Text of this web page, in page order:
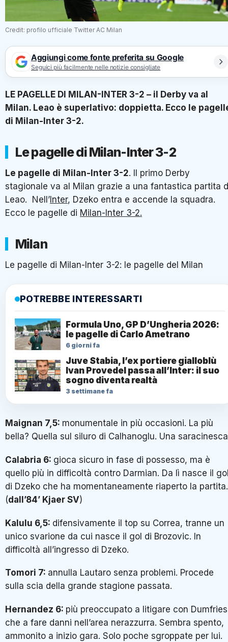
Credit: profilo ufficiale Twitter AC Milan
Aggiungi come fonte preferita su Google
Seguici più facilmente nelle notizie consigliate
LE PAGELLE DI MILAN-INTER 3-2 – il Derby va al
Milan. Leao è superlativo: doppietta. Ecco le
di Milan-Inter 3-2.
Le pagelle di Milan-Inter 3-2
Le pagelle di Milan-Inter 3-2. Il primo Derby
stagionale va al Milan grazie a una fantastica partita
Leao. Nell’ Inter, Dzeko entra e accende la squadra.
Ecco le pagelle di Milan-Inter 3-2.
Milan
Le pagelle di Milan-Inter 3-2: le pagelle del Milan
POTREBBE INTERESSARTI
Formula Uno, GP D’Ungheria 2026:
le pagelle di Carlo Ametrano
6 giorni fa
Juve Stabia, l’ex portiere gialloblù
Ivan Provedel passa all’Inter: il suo
sogno diventa realtà
3 settimane fa
Maignan 7,5: monumentale in più occasioni. La più
bella? Quella sul siluro di Calhanoglu. Una
Calabria 6: gioca sicuro in fase di possesso, ma è
quello più in difficoltà contro Darmian. Da lì nasce il
di Dzeko che ha momentaneamente riaperto la partita.
(dall’84’ Kjaer SV)
Kalulu 6,5: difensivamente il top su Correa, tranne un
unico svarione da cui nasce il gol di Brozovic. In
difficoltà all’ingresso di Dzeko.
Tomori 7: annulla Lautaro senza problemi. Procede
sulla scia della grande stagione passata.
Hernandez 6: più preoccupato a litigare con Dumfries
che a fare danni nell’area nerazzurra. Sembra spento,
ammonito a inizio gara. Solo poche sgroppate per lui.